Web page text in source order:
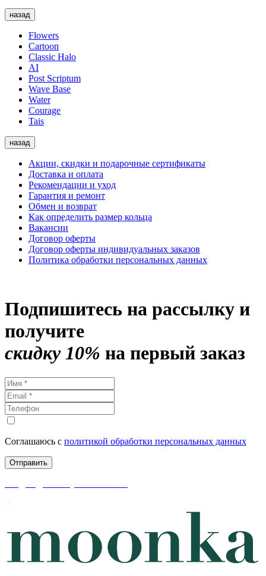
назад
Flowers
Cartoon
Classic Halo
AI
Post Scriptum
Wave Base
Water
Courage
Tais
назад
Акции, скидки и подарочные сертификаты
Доставка и оплата
Рекомендации и уход
Гарантия и ремонт
Обмен и возврат
Как определить размер кольца
Вакансии
Договор оферты
Договор оферты индивидуальных заказов
Политика обработки персональных данных
Подпишитесь на рассылку и
получите
скидку 10% на первый заказ
Соглашаюсь с политикой обработки персональных данных